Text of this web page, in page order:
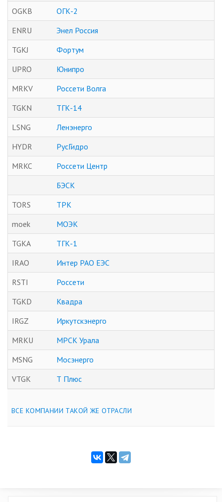
OGKB
ОГК-2
ENRU
Энел Россия
TGKJ
Фортум
UPRO
Юнипро
MRKV
Россети Волга
TGKN
ТГК-14
LSNG
Ленэнерго
HYDR
РусГидро
MRKC
Россети Центр
БЭСК
TORS
ТРК
moek
МОЭК
TGKA
ТГК-1
IRAO
Интер РАО ЕЭС
RSTI
Россети
TGKD
Квадра
IRGZ
Иркутскэнерго
MRKU
МРСК Урала
MSNG
Мосэнерго
VTGK
Т Плюс
ВСЕ КОМПАНИИ ТАКОЙ ЖЕ ОТРАСЛИ